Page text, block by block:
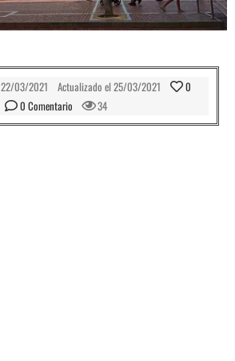
22/03/2021 Actualizado el25/03/2021
0
0 Comentario 34